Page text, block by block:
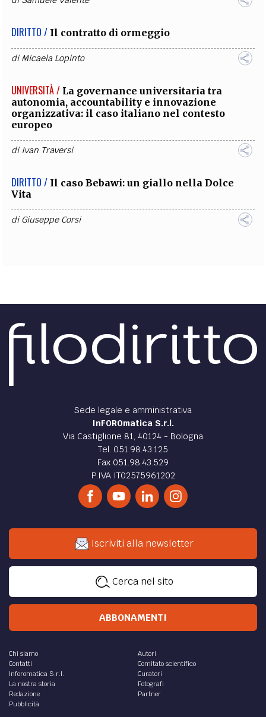
DIRITTO / Il contratto di ormeggio
diMicaela Lopinto
UNIVERSITÀ / La governance universitaria tra
autonomia, accountability e innovazione
organizzativa: il caso italiano nel contesto
europeo
di Ivan Traversi
DIRITTO / Il caso Bebawi: un giallo nella Dolce
Vita
diGiuseppe Corsi
Sede legale e amministrativa
InFOROmatica S.r.l.
Via Castiglione 81, 40124 - Bologna
Tel. 051.98.43.125
Fax 051.98.43.529
P.IVA IT02575961202
Iscriviti alla newsletter
Cerca nel sito
ABBONAMENTI
Chi siamo
Contatti
Inforomatica S.r.l.
La nostra storia
Redazione
Pubblicità
Autori
Comitato scientifico
Curatori
Fotografi
Partner